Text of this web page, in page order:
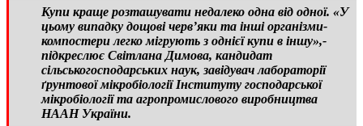
Купи краще розташувати недалеко одна від одної. «У
цьому випадку дощові черв’яки та інші організми-
компостери легко мігрують з однієї купи в іншу»,-
підкреслює Світлана Димова, кандидат
сільськогосподарських наук, завідувач лабораторії
ґрунтової мікробіології Інституту господарської
мікробіології та агропромислового виробництва
НААН України.